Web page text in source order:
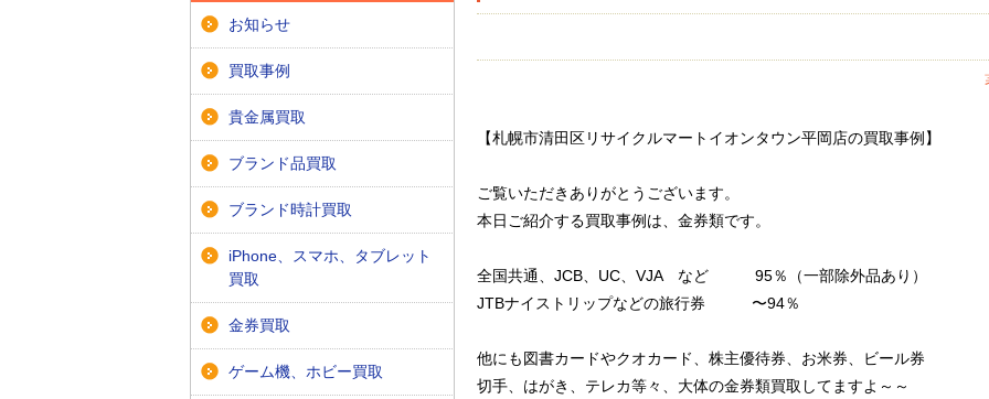
【札幌市清田区リサイクルマートイオンタウン平岡店の買取事例】
ご覧いただきありがとうございます。
本日ご紹介する買取事例は、金券類です。
全国共通、JCB、UC、VJA など 95％（一部除外品あり）
JTBナイストリップなどの旅行券 〜94％
他にも図書カードやクオカード、株主優待券、お米券、ビール券
切手、はがき、テレカ等々、大体の金券類買取してますよ～～
お知らせ
買取事例
貴金属買取
ブランド品買取
ブランド時計買取
iPhone、スマホ、タブレット
買取
金券買取
ゲーム機、ホビー買取